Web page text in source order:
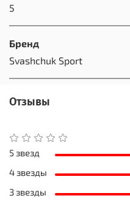
5
Бренд
Svashchuk Sport
Отзывы
5 звезд
4 звезды
3 звезды